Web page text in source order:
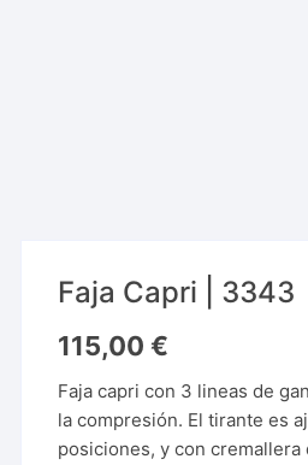
Faja Capri | 3343
115,00€
Faja capri con 3 lineas de
la compresión. El tirante es
posiciones, y con